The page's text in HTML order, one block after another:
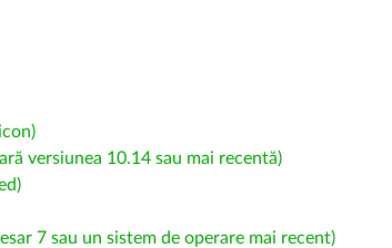
versiunea 10.14 sau mai recentă)
7 sau un sistem de operare mai recent)